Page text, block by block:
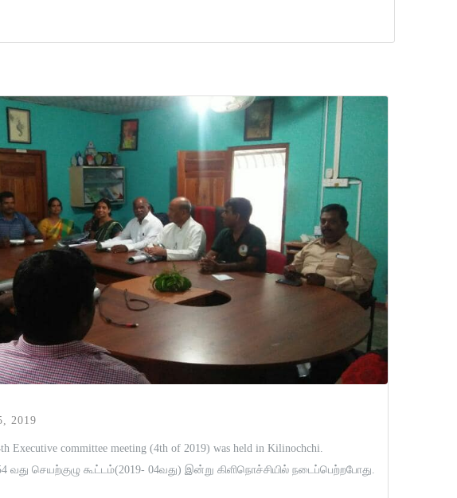
2019
Executive committee meeting (4th of 2019) was held in Kilinochchi.
வது செயற்குழு கூட்டம்(2019- 04வது) இன்று கிளிநொச்சியில் நடைப்பெற்றபோது.